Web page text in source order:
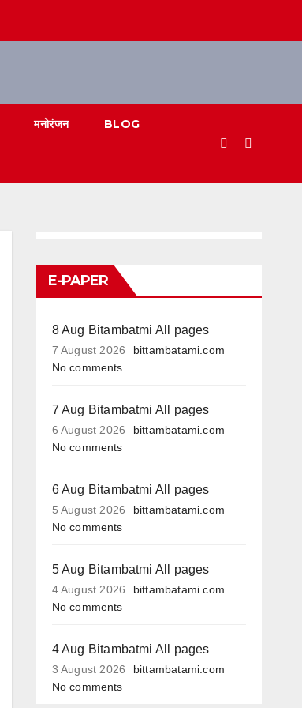
मनोरंजन BLOG
E-PAPER
8 Aug Bitambatmi All pages
7 August 2026
bittambatami.com
No comments
7 Aug Bitambatmi All pages
6 August 2026
bittambatami.com
No comments
6 Aug Bitambatmi All pages
5 August 2026
bittambatami.com
No comments
5 Aug Bitambatmi All pages
4 August 2026
bittambatami.com
No comments
4 Aug Bitambatmi All pages
3 August 2026
bittambatami.com
No comments